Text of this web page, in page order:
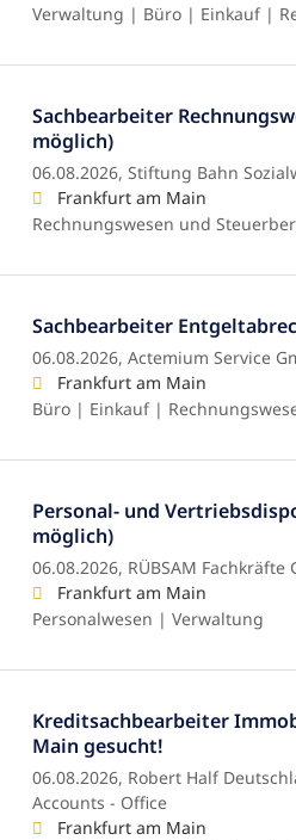
Verwaltung | Büro | Einkauf |
Sachbearbeiter
möglich)
06.08.2026, Stiftung Bahn
Frankfurt am Main
Rechnungswesen und
Sachbearbeiter
06.08.2026, Actemium Service
Frankfurt am Main
Büro | Einkauf |
Personal- und
möglich)
06.08.2026, RÜBSAM Fachkräfte
Frankfurt am Main
Personalwesen | Verwaltung
Kreditsachbearbeiter
Main gesucht!
06.08.2026, Robert Half
Accounts - Office
Frankfurt am Main